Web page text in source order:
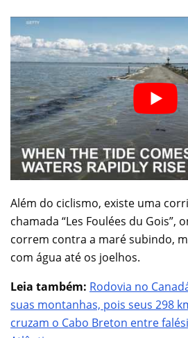
Além do ciclismo, existe uma
chamada “Les Foulées du Gois”,
correm contra a maré subindo,
com água até os joelhos.
Leia também: Rodovia no
suas montanhas, pois seus 298
cruzam o Cabo Breton entre